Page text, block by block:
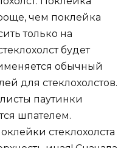
чем поклейка
только на
будет
обычный
для стеклохолстов.
паутинки
шпателем.
стеклохолста